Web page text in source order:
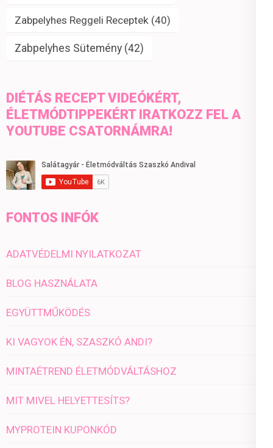
Zabpelyhes Reggeli Receptek (40)
Zabpelyhes Sütemény (42)
DIÉTÁS RECEPT VIDEÓKÉRT,
ÉLETMÓDTIPPEKÉRT IRATKOZZ FEL A
YOUTUBE CSATORNÁMRA!
FONTOS INFÓK
ADATVÉDELMI NYILATKOZAT
BLOG HASZNÁLATA
EGYÜTTMŰKÖDÉS
KI VAGYOK ÉN, SZASZKÓ ANDI?
MINTAÉTREND ÉLETMÓDVÁLTÁSHOZ
MIT MIVEL HELYETTESÍTS?
MYPROTEIN KUPONKÓD